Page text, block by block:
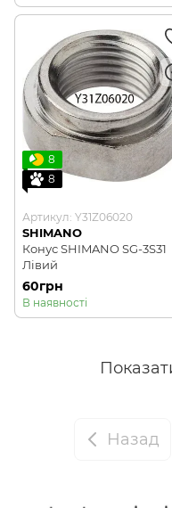
8
8
Артикул: Y31Z06020
SHIMANO
Конус SHIMANO SG-3S31
Лівий
60грн
В наявності
Назад